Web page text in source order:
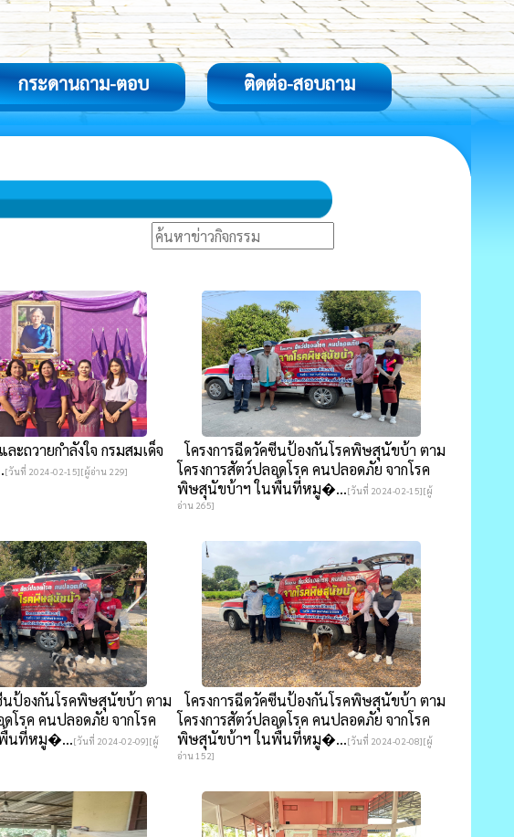
กระดานถาม-ตอบ ติดต่อ-สอบถาม
ะถวายกำลังใจ กรมสมเด็จ
[วันที่ 2024-02-15][ผู้อ่าน 229]
โครงการฉีดวัคซีนป้องกันโรคพิษสุนัขบ้า ตาม
โครงการสัตว์ปลอดโรค คนปลอดภัย จากโรค
พิษสุนัขบ้าฯ ในพื้นที่หมู�...[วันที่ 2024-02-15][ผู้
อ่าน 265]
นป้องกันโรคพิษสุนัขบ้า ตาม
ดโรค คนปลอดภัย จากโรค
นที่หมู�...[วันที่ 2024-02-09][ผู้
โครงการฉีดวัคซีนป้องกันโรคพิษสุนัขบ้า ตาม
โครงการสัตว์ปลอดโรค คนปลอดภัย จากโรค
พิษสุนัขบ้าฯ ในพื้นที่หมู�...[วันที่ 2024-02-08][ผู้
อ่าน 152]